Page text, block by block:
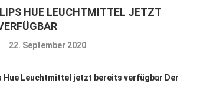
HUE LEUCHTMITTEL JETZT
22. September 2020
Hue Leuchtmittel jetzt bereits verfügbar Der